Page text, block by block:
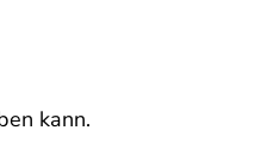
kann.